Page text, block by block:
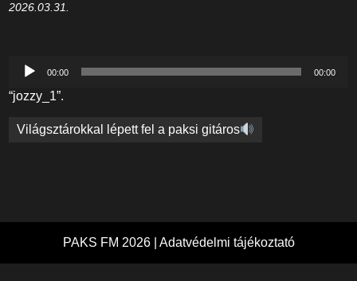
2026.03.31.
Audió
lejátszó
00:00 00:00
“jozzy_1”.
Bejegyzés
Világsztárokkal lépett fel a paksi gitáros
PAKS FM 2026 | Adatvédelmi tájékoztató